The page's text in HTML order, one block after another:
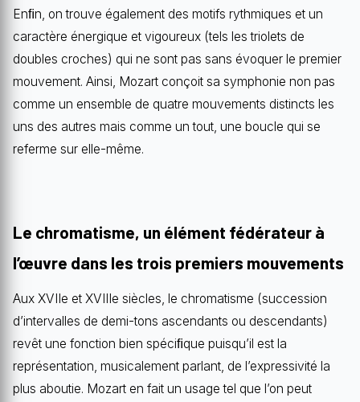
Enﬁn, on trouve également des motifs rythmiques et un
caractère énergique et vigoureux (tels les triolets de
doubles croches) qui ne sont pas sans évoquer le premier
mouvement. Ainsi, Mozart conçoit sa symphonie non pas
comme un ensemble de quatre mouvements distincts les
uns des autres mais comme un tout, une boucle qui se
referme sur elle-même.
Le chromatisme, un élément fédérateur à
l’œuvre dans les trois premiers mouvements
Aux XVIIe et XVIIIe siècles, le chromatisme (succession
d’intervalles de demi-tons ascendants ou descendants)
revêt une fonction bien spéciﬁque puisqu’il est la
représentation, musicalement parlant, de l’expressivité la
plus aboutie. Mozart en fait un usage tel que l’on peut